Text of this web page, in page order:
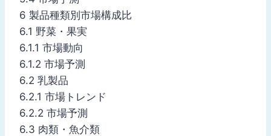
6 製品種類別市場構成比
6.1 野菜・果実
6.1.1 市場動向
6.1.2 市場予測
6.2 乳製品
6.2.1 市場トレンド
6.2.2 市場予測
6.3 肉類・魚介類